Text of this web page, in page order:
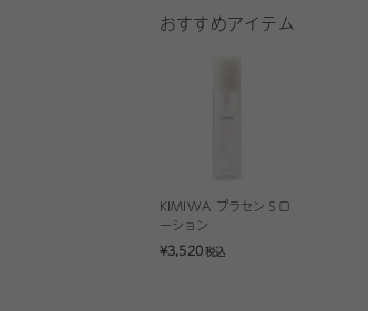
おすすめアイテム
KIMIWA プラセンＳロ
ーション
¥3,520税込